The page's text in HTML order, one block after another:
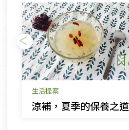
生活提案
涼補，夏季的保養之道